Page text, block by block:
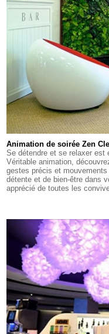
Animation de soirée Zen
Se détendre et se relaxer est
Véritable animation,
gestes précis et
détente et de bien-être dans
apprécié de toutes les